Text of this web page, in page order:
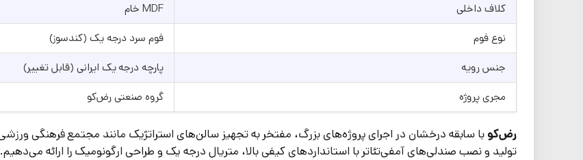
کلاف داخلی
MDF خام
نوع فوم
فوم سرد درجه یک (کندسوز)
جنس رویه
پارچه درجه یک ایرانی (قابل تغییر)
مجری پروژه
گروه صنعتی رض‌کو
رض‌کو
تولید و نصب صندلی‌های آمفی‌تئاتر با استانداردهای کیفی بالا، متریال درجه یک و طراحی ارگونومیک را ارائه می‌دهیم.